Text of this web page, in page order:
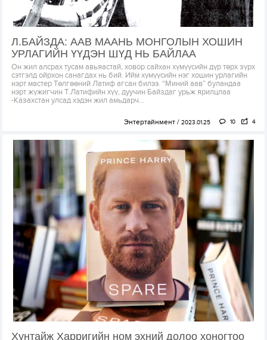
Л.БАЙЗДА: ААВ МААНЬ МОНГОЛЫН ХОШИН
УРЛАГИЙН ҮҮДЭН ШҮД НЬ БАЙЛАА
Он жил алсрах тусам авьяастай, ховор сайхан хүмүүсийн дүр төрх зүрх
сэтгэлд ойрхон санагдах нь бий. Ийм хүмүүсийн нэг хошин урлагийн
нэрт мастер Төлгөөний Латиф агсан билээ. “Миний аав” буландаа
нэрт жүжигчин Т.Латифийн хүү, дуучин Байздаг урьж ярилцлаа
-Казахстан улсад хэдэн жил амьдарч...
Энтертайнмент 2023.01.25 10 4
Хунтайж Харригийн ном эхний долоо хоногтоо